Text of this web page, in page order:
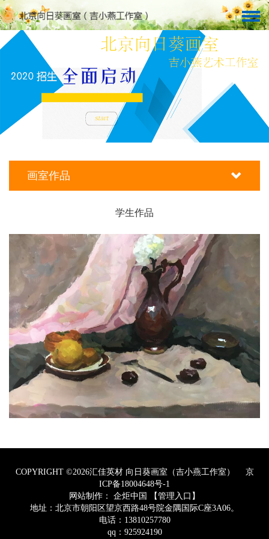
画室作品
学生作品
COPYRIGHT ©2026汇佳英材 向日葵画室（吉小燕工作室）
京
ICP备18004648号-1
网站制作： 企炬中国
【管理入口】
地址：北京市朝阳区望京西路48号院金隅国际C座3A06。
电话：13810257780
qq：925924190